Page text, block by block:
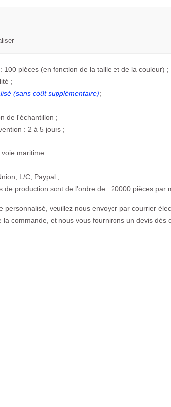
: 100 pièces (en fonction de la taille et de la couleur) ;
;
(sans coût supplémentaire);
de l'échantillon ;
: 2 à 5 jours ;
maritime
L/C, Paypal ;
de production sont de l'ordre de : 20000 pièces par
personnalisé, veuillez nous envoyer par courrier
commande, et nous vous fournirons un devis dès